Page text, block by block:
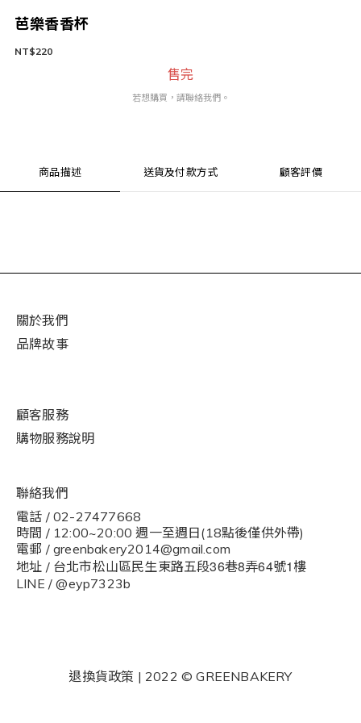
芭樂香香杯
NT$220
售完
若想購買，請聯絡我們。
商品描述 送貨及付款方式 顧客評價
關於我們
品牌故事
顧客服務
購物服務說明
聯絡我們
電話 / 02-27477668
時間 / 12:00~20:00 週一至週日(18點後僅供外帶)
電郵 / greenbakery2014@gmail.com
地址 / 台北市松山區民生東路五段36巷8弄64號1 樓
LINE / @eyp7323b
退換貨政策 | 2022 © GREENBAKERY